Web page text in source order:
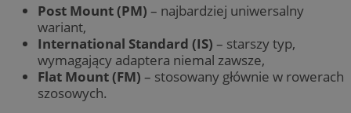
Post Mount (PM) – najbardziej uniwersalny
wariant,
International Standard (IS) – starszy typ,
wymagający adaptera niemal zawsze,
Flat Mount (FM) – stosowany głównie w rowerach
szosowych.